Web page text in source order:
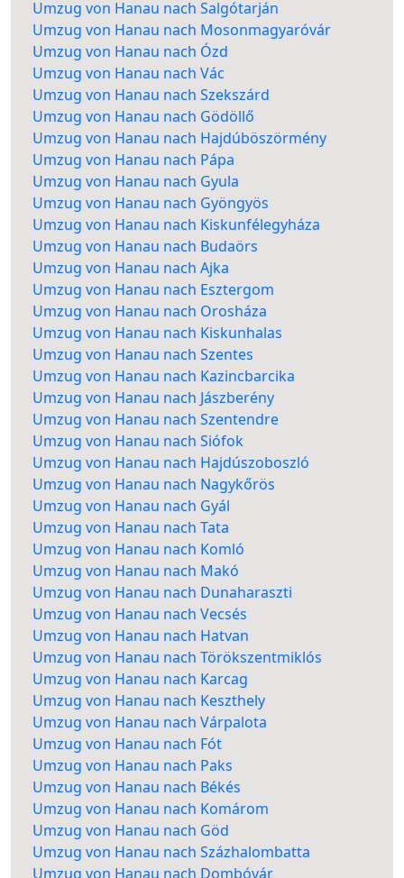
Umzug von Hanau nach Salgótarján
Umzug von Hanau nach Mosonmagyaróvár
Umzug von Hanau nach Ózd
Umzug von Hanau nach Vác
Umzug von Hanau nach Szekszárd
Umzug von Hanau nach Gödöllő
Umzug von Hanau nach Hajdúböszörmény
Umzug von Hanau nach Pápa
Umzug von Hanau nach Gyula
Umzug von Hanau nach Gyöngyös
Umzug von Hanau nach Kiskunfélegyháza
Umzug von Hanau nach Budaörs
Umzug von Hanau nach Ajka
Umzug von Hanau nach Esztergom
Umzug von Hanau nach Orosháza
Umzug von Hanau nach Kiskunhalas
Umzug von Hanau nach Szentes
Umzug von Hanau nach Kazincbarcika
Umzug von Hanau nach Jászberény
Umzug von Hanau nach Szentendre
Umzug von Hanau nach Siófok
Umzug von Hanau nach Hajdúszoboszló
Umzug von Hanau nach Nagykőrös
Umzug von Hanau nach Gyál
Umzug von Hanau nach Tata
Umzug von Hanau nach Komló
Umzug von Hanau nach Makó
Umzug von Hanau nach Dunaharaszti
Umzug von Hanau nach Vecsés
Umzug von Hanau nach Hatvan
Umzug von Hanau nach Törökszentmiklós
Umzug von Hanau nach Karcag
Umzug von Hanau nach Keszthely
Umzug von Hanau nach Várpalota
Umzug von Hanau nach Fót
Umzug von Hanau nach Paks
Umzug von Hanau nach Békés
Umzug von Hanau nach Komárom
Umzug von Hanau nach Göd
Umzug von Hanau nach Százhalombatta
Umzug von Hanau nach Dombóvár